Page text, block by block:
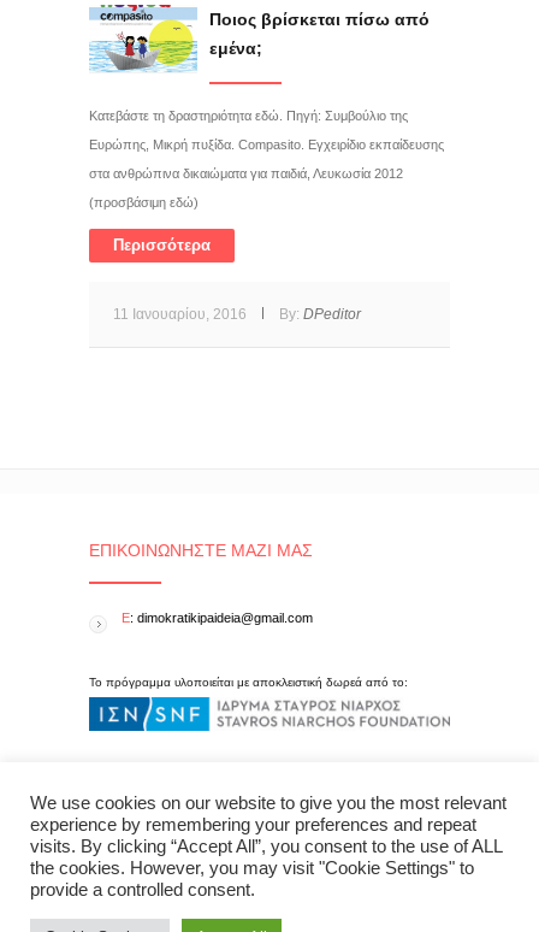
Ποιος βρίσκεται πίσω από
εμένα;
Κατεβάστε τη δραστηριότητα εδώ. Πηγή: Συμβούλιο της
Ευρώπης, Μικρή πυξίδα. Compasito. Εγχειρίδιο εκπαίδευσης
στα ανθρώπινα δικαιώματα για παιδιά, Λευκωσία 2012
(προσβάσιμη εδώ)
Περισσότερα
11 Ιανουαρίου, 2016 By: DPeditor
ΕΠΙΚΟΙΝΩΝΉΣΤΕ ΜΑΖΊ ΜΑΣ
E: dimokratikipaideia@gmail.com
Το πρόγραμμα υλοποιείται με αποκλειστική δωρεά από το:
We use cookies on our website to give you the most relevant
experience by remembering your preferences and repeat
visits. By clicking “Accept All”, you consent to the use of ALL
the cookies. However, you may visit "Cookie Settings" to
provide a controlled consent.